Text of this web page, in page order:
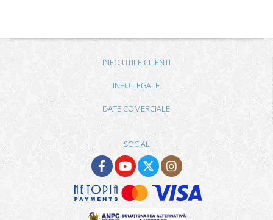
INFO UTILE CLIENTI
INFO LEGALE
DATE COMERCIALE
SOCIAL